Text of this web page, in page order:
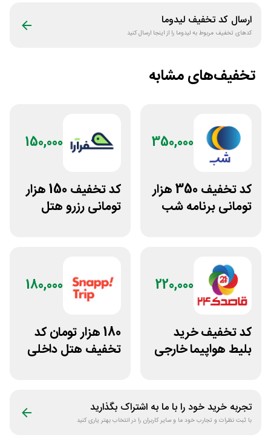
ارسال کد تخفیف لیدوما
کدهای تخفیف مربوط بهلیدوما را از اینجا ارسال کنید
تخفیف‌های مشابه
350,000
کد تخفیف 350 هزار
تومانی برنامه شب
150,000
کد تخفیف 150 هزار
تومانی رزرو هتل
220,000
کد تخفیف خرید
بلیط هواپیما خارجی
180,000
180 هزار تومان کد
تخفیف هتل داخلی
تجربه خرید خود را با ما به اشتراک بگذارید
با ثبت نظرات و تجارب خود ما و سایر کاربران را در انتخاب بهتر یاری کنید